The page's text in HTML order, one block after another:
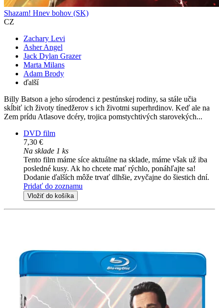
Shazam! Hnev bohov (SK)
CZ
Zachary Levi
Asher Angel
Jack Dylan Grazer
Marta Milans
Adam Brody
ďalší
Billy Batson a jeho súrodenci z pestúnskej rodiny, sa stále učia
skĺbiť ich životy tínedžerov s ich životmi superhrdinov. Keď ale na
Zem prídu Atlasove dcéry, trojica pomstychtivých starovekých...
DVD film
7,30 €
Na sklade 1 ks
Tento film máme síce aktuálne na sklade, máme však už iba
posledné kusy. Ak ho chcete mať rýchlo, ponáhľajte sa!
Dodanie ďalších môže trvať dlhšie, zvyčajne do šiestich dní.
Pridať do zoznamu
Vložiť do košíka